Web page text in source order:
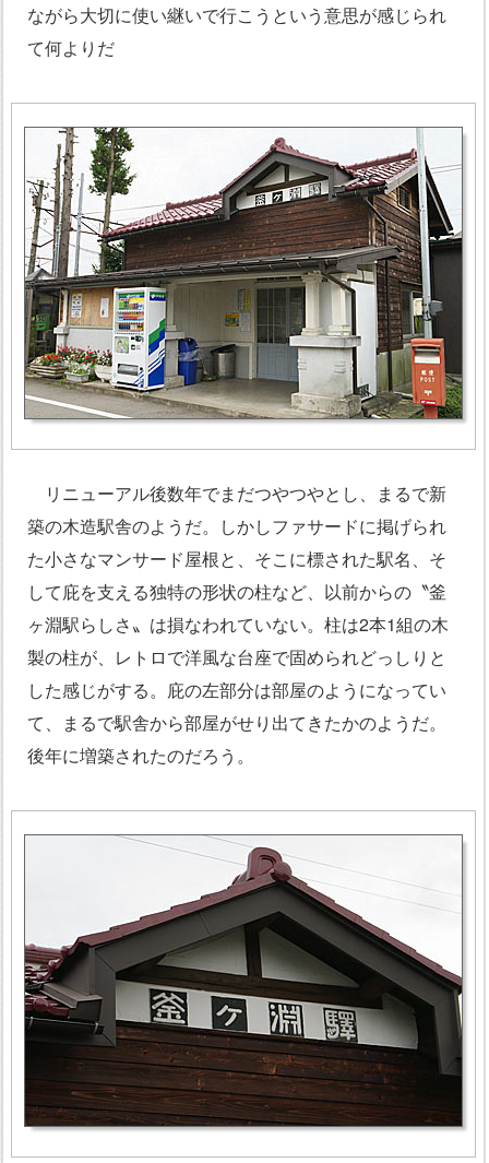
ながら大切に使い継いで行こうという意思が感じられ
て何よりだ
リニューアル後数年でまだつやつやとし、まるで新
築の木造駅舎のようだ。しかしファサードに掲げられ
た小さなマンサード屋根と、そこに標された駅名、そ
して庇を支える独特の形状の柱など、以前からの〝釜
ヶ淵駅らしさ〟は損なわれていない。柱は2本1組の木
製の柱が、レトロで洋風な台座で固められどっしりと
した感じがする。庇の左部分は部屋のようになってい
て、まるで駅舎から部屋がせり出てきたかのようだ。
後年に増築されたのだろう。